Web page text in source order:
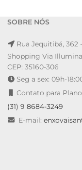
SOBRE NÓS
Rua Jequitibá,
Shopping Via
CEP: 35160-306
Seg a sex: 09h-
Contato para
(31) 9 8684-3249
E-mail: